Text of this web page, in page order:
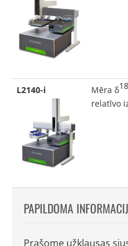
PAPILDOMA
Prašome užklausas
L2140-i Mēra δ18
relatīvo